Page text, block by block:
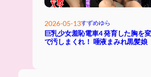
2026-05-13すずめゆら
巨乳少女羞恥電車4 発育した胸を
で汚しまくれ！ 唾液まみれ黒髪娘